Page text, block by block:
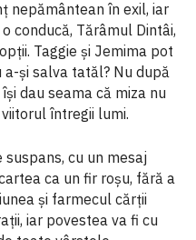
nepământean în exil, iar
conducă, Tărâmul Dintâi,
Taggie şi Jemima pot
şi salva tatăl? Nu după
dau seama că miza nu
întregii lumi.
cu un mesaj
ca un fir roşu, fără a
şi farmecul cărţii
iar povestea va fi cu